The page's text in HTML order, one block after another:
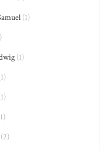
(1)
(1)